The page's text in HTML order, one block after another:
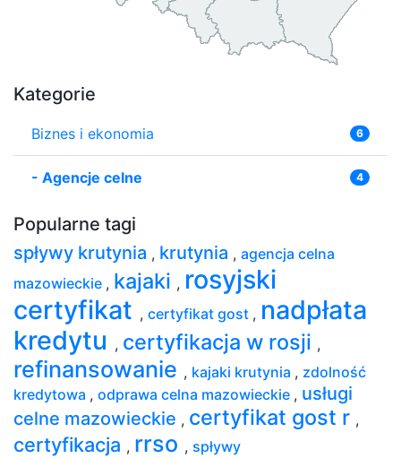
Kategorie
Biznes i ekonomia 6
- Agencje celne 4
Popularne tagi
spływy krutynia , krutynia , agencja celna
mazowieckie , kajaki , rosyjski
certyfikat , certyfikat gost , nadpłata
kredytu , certyfikacja w rosji ,
refinansowanie , kajaki krutynia , zdolność
kredytowa , odprawa celna mazowieckie , usługi
celne mazowieckie , certyfikat gost r ,
certyfikacja , rrso , spływy